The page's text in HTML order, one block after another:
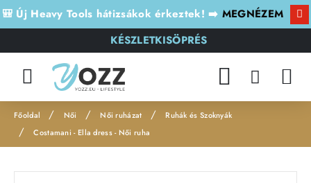
🎒 Új Heavy Tools hátizsákok érkeztek! ➡️ MEGNÉZEM
KÉSZLETKISÖPRÉS
o
Női Női ruházat
Ruhák és Szoknyák
Costamani - Ella dress - Női ruha